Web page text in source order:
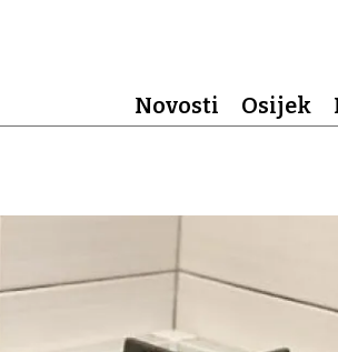
Novosti Osijek